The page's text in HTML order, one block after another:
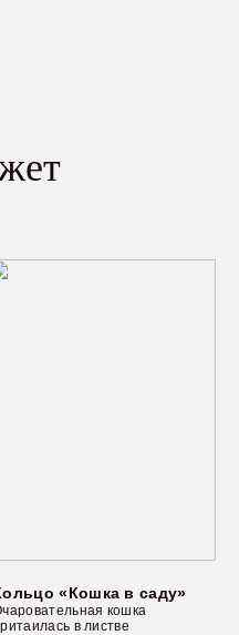
«Кошка в саду»
кошка
в листве